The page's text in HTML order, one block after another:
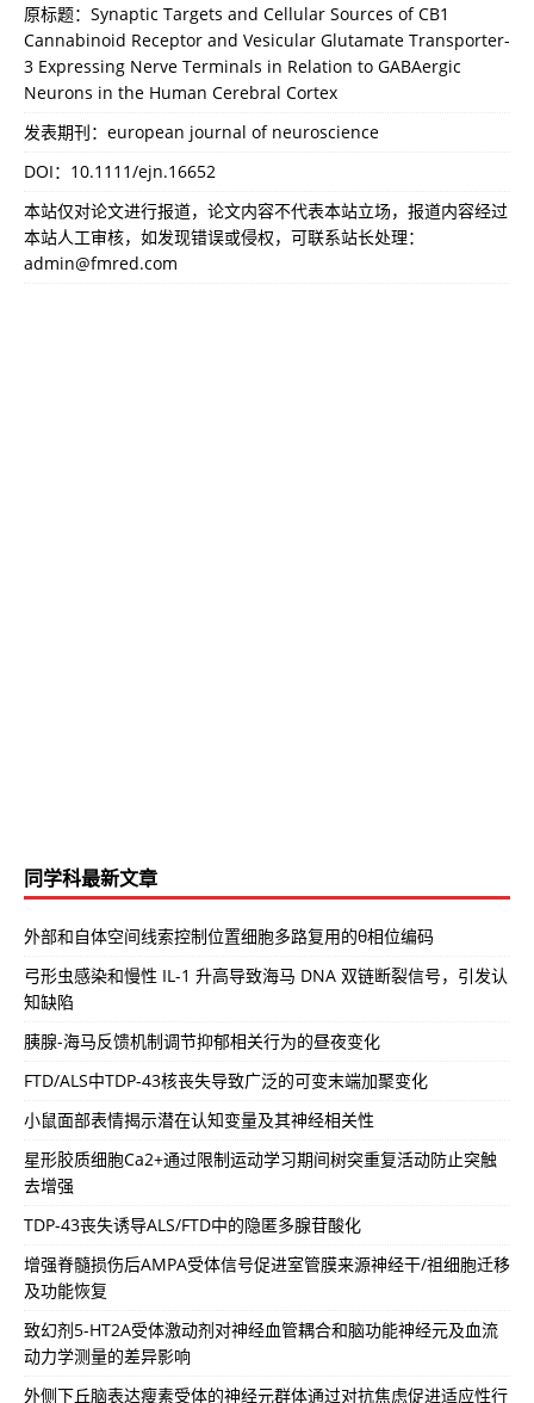
原标题：Synaptic Targets and Cellular Sources of CB1
Cannabinoid Receptor and Vesicular Glutamate Transporter-
3 Expressing Nerve Terminals in Relation to GABAergic
Neurons in the Human Cerebral Cortex
发表期刊：european journal of neuroscience
DOI： 10.1111/ejn.16652
本站仅对论文进行报道，论文内容不代表本站立场，报道内容经过
本站人工审核，如发现错误或侵权，可联系站长处理：
admin@fmred.com
同学科最新文章
外部和自体空间线索控制位置细胞多路复用的θ相位编码
弓形虫感染和慢性 IL-1 升高导致海马 DNA 双链断裂信号，引发认
知缺陷
胰腺-海马反馈机制调节抑郁相关行为的昼夜变化
FTD/ALS中TDP-43核丧失导致广泛的可变末端加聚变化
小鼠面部表情揭示潜在认知变量及其神经相关性
星形胶质细胞Ca2+通过限制运动学习期间树突重复活动防止突触
去增强
TDP-43丧失诱导ALS/FTD中的隐匿多腺苷酸化
增强脊髓损伤后AMPA受体信号促进室管膜来源神经干/祖细胞迁移
及功能恢复
致幻剂5-HT2A受体激动剂对神经血管耦合和脑功能神经元及血流
动力学测量的差异影响
外侧下丘脑表达瘦素受体的神经元群体通过对抗焦虑促进适应性行